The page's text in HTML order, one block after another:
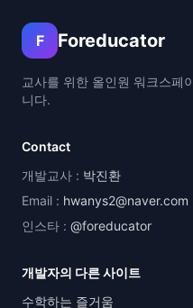
F Foreducator
교사를 위한 올인원 워크스페
니다.
Contact
개발교사 : 박진환
Email : hwanys2@naver.com
인스타 : @foreducator
개발자의 다른 사이트
수학하는 즐거움